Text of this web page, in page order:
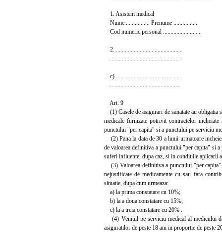
1. Asistent medical
Nume ................ Prenume .................
Cod numeric personal ..........................
2. ............................................
c) ............................................
Art. 9
(1) Casele de asigurari de sanatate au obligatia
medicale furnizate potrivit contractelor
punctului "per capita" si a punctului pe serviciu
(2) Pana la data de 30 a lunii urmatoare
de valoarea definitiva a punctului "per capita" si
suferi influente, dupa caz, si in conditiile aplicarii
(3) Valoarea definitiva a punctului "per capita"
nejustificate de medicamente cu sau fara
situatie, dupa cum urmeaza:
a) la prima constatare cu 10%;
b) la a doua constatare cu 15%;
c) la a treia constatare cu 20% .
(4) Venitul pe serviciu medical al medicului
asiguratilor de peste 18 ani in proportie de peste